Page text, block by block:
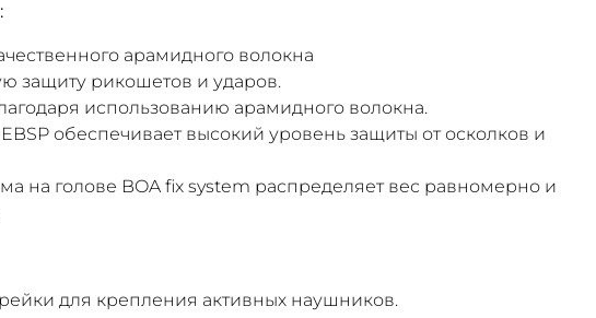
арамидного волокна
защиту рикошетов и ударов.
использованию арамидного волокна.
обеспечивает высокий уровень защиты от осколков и
на голове BOA fix system распределяет вес равномерно и
для крепления активных наушников.